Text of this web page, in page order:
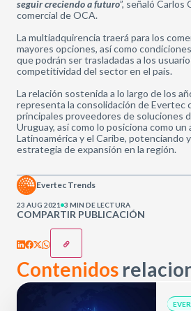
seguir creciendo a futuro”, señaló Carlos
comercial de OCA.
La multiadquirencia traerá para los
mayores opciones, así como
que podrán ser trasladadas a los
competitividad del sector en el país.
La relación sostenida a lo largo de los
representa la consolidación de Evertec
principales proveedores de soluciones
Uruguay, así como lo posiciona como
Latinoamérica y el Caribe, potenciando
estrategia de expansión en la región.
COMPARTIR PUBLICACIÓN
Evertec Trends
23 AUG 2021 3 MIN DE LECTURA
Contenidos